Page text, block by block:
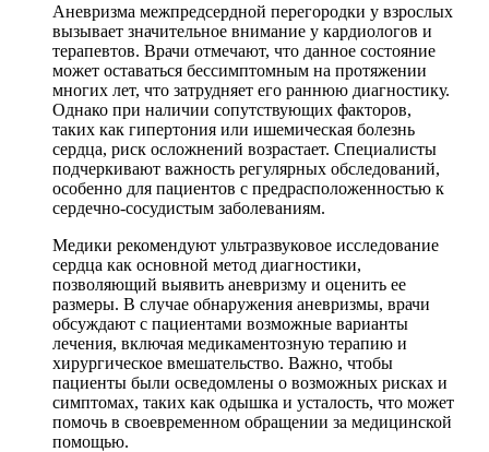
Аневризма межпредсердной перегородки у взрослых
вызывает значительное внимание у кардиологов и
терапевтов. Врачи отмечают, что данное состояние
может оставаться бессимптомным на протяжении
многих лет, что затрудняет его раннюю диагностику.
Однако при наличии сопутствующих факторов,
таких как гипертония или ишемическая болезнь
сердца, риск осложнений возрастает. Специалисты
подчеркивают важность регулярных обследований,
особенно для пациентов с предрасположенностью к
сердечно-сосудистым заболеваниям.
Медики рекомендуют ультразвуковое исследование
сердца как основной метод диагностики,
позволяющий выявить аневризму и оценить ее
размеры. В случае обнаружения аневризмы, врачи
обсуждают с пациентами возможные варианты
лечения, включая медикаментозную терапию и
хирургическое вмешательство. Важно, чтобы
пациенты были осведомлены о возможных рисках и
симптомах, таких как одышка и усталость, что может
помочь в своевременном обращении за медицинской
помощью.